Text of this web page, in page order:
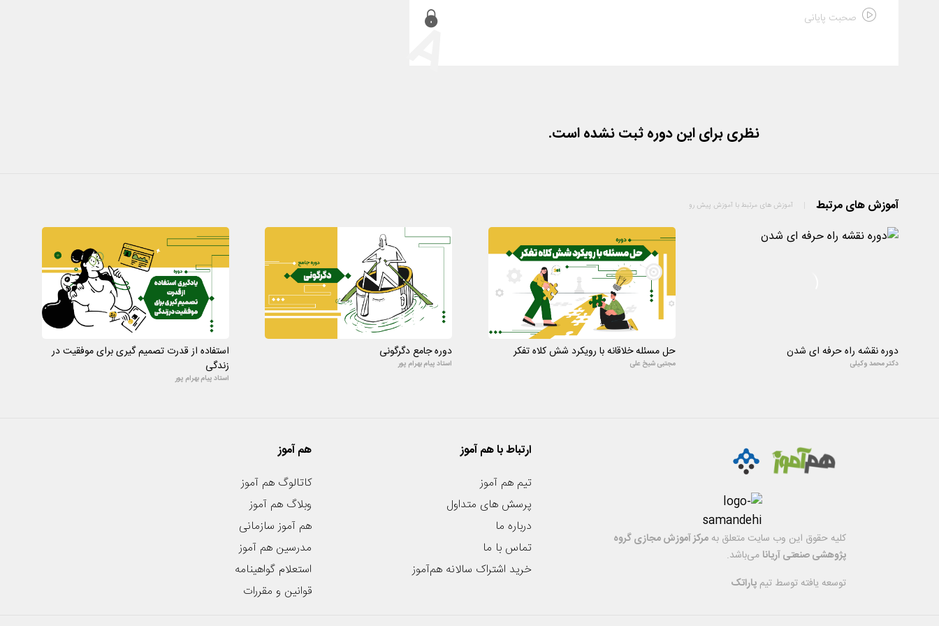
A صحبت پایانی
نظری برای این دوره ثبت نشده است.
آموزش های مرتبط آموزش های مرتبط با آموزش پیش رو
دوره نقشه راه حرفه ای شدن
دکتر محمد وکیلی
حل مسئله خلاقانه با رویکرد شش کلاه تفکر
مجتبی شیخ علی
دوره جامع دگرگونی
استاد پیام بهرام پور
استفاده از قدرت تصمیم گیری برای موفقیت در
زندگی
استاد پیام بهرام پور
هم آموز
کاتالوگ هم آموز
وبلاگ هم آموز
هم آموز سازمانی
مدرسین هم آموز
استعلام گواهینامه
قوانین و مقررات
ارتباط با هم آموز
تیم هم آموز
پرسش های متداول
درباره ما
تماس با ما
خرید اشتراک سالانه هم‌آموز
کليه حقوق اين وب سایت متعلق به مرکز آموزش مجازی گروه
پژوهشی صنعتی آریانا می‌باشد.
توسعه یافته توسط تیم پاراتک